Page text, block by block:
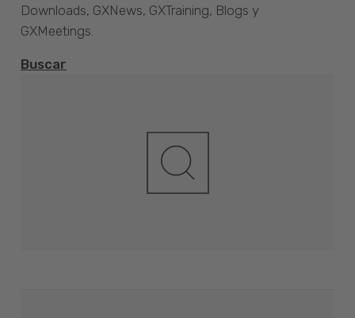
Downloads, GXNews, GXTraining, Blogs y
GXMeetings.
Buscar